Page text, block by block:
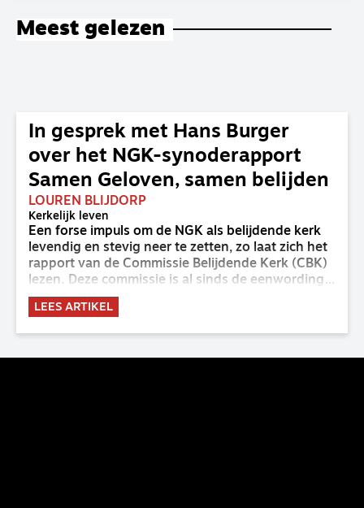
Meest gelezen
In gesprek met Hans Burger
over het NGK-synoderapport
Samen Geloven, samen belijden
LOUREN BLIJDORP
Kerkelijk leven
Een forse impuls om de NGK als belijdende kerk
levendig en stevig neer te zetten, zo laat zich het
rapport van de Commissie Belijdende Kerk (CBK)
lezen. Deze commissie is al sinds de eenwording
van de GKv en NGK actief en kreeg van de
synode van Deventer in 2023 de opdracht om
belijdenis en bij te dragen aan de verlevendiging
LEES ARTIKEL